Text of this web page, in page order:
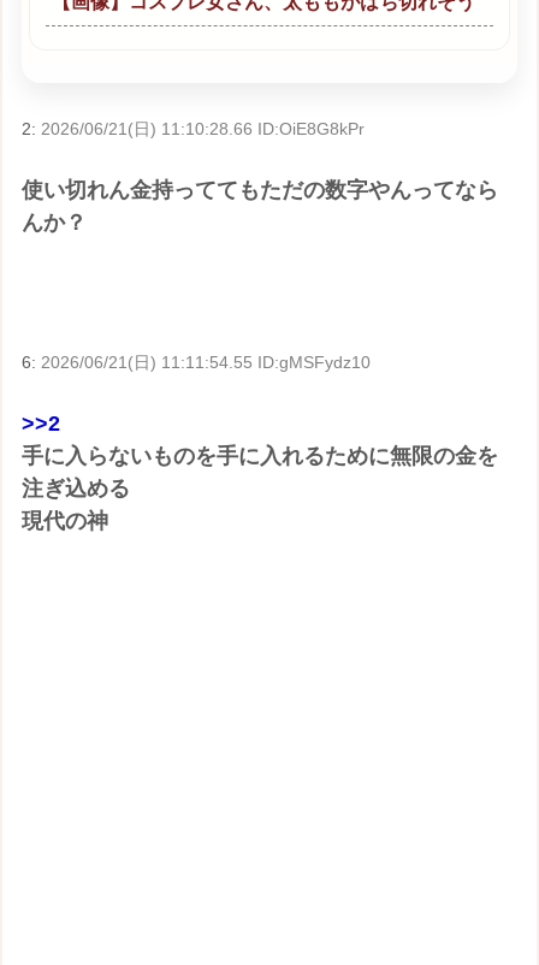
2: 2026/06/21(日) 11:10:28.66 ID:OiE8G8kPr
使い切れん金持っててもただの数字やんってなら
んか？
6: 2026/06/21(日) 11:11:54.55 ID:gMSFydz10
>>2
手に入らないものを手に入れるために無限の金を
注ぎ込める
現代の神